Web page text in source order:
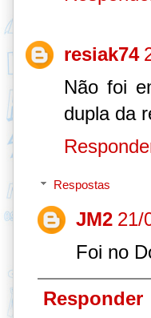
resiak74
Não foi
dupla da
Respostas
JM2 21/
Foi no
Responder